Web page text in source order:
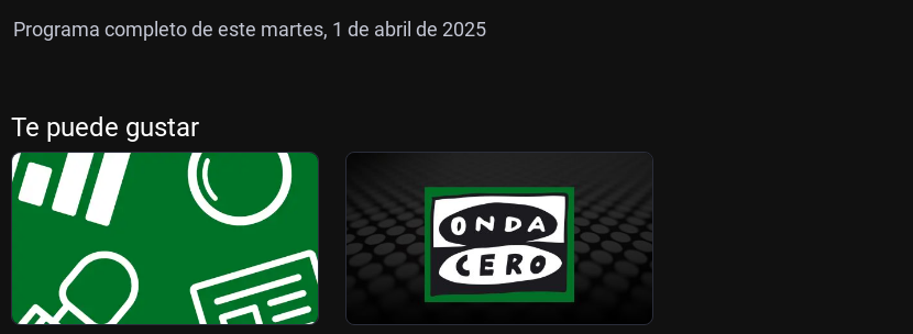
Programa completo de este martes, 1 de abril de 2025
Te puede gustar